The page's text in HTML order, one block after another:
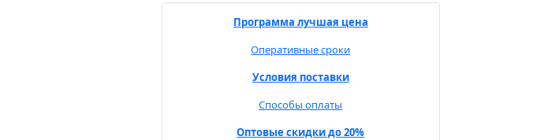
Программа лучшая цена
Оперативные сроки
Условия поставки
Способы оплаты
Оптовые скидки до 20%